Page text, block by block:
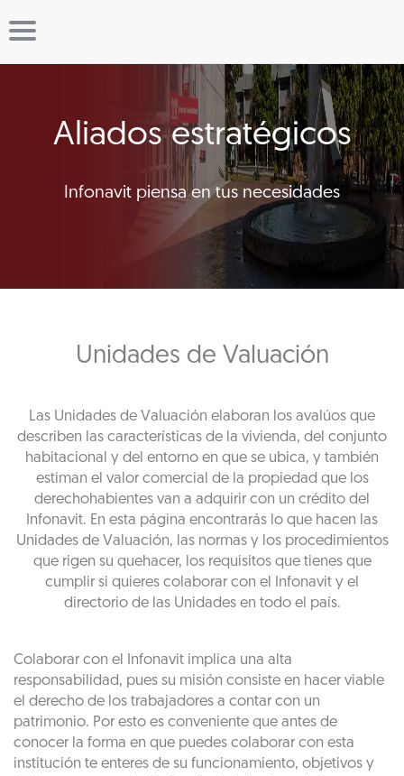
Aliados estratégicos
Infonavit piensa en tus necesidades
Unidades de Valuación
Las Unidades de Valuación elaboran los avalúos que
describen las características de la vivienda, del conjunto
habitacional y del entorno en que se ubica, y también
estiman el valor comercial de la propiedad que los
derechohabientes van a adquirir con un crédito del
Infonavit. En esta página encontrarás lo que hacen las
Unidades de Valuación, las normas y los procedimientos
que rigen su quehacer, los requisitos que tienes que
cumplir si quieres colaborar con el Infonavit y el
directorio de las Unidades en todo el país.
Colaborar con el Infonavit implica una alta
responsabilidad, pues su misión consiste en hacer viable
el derecho de los trabajadores a contar con un
patrimonio. Por esto es conveniente que antes de
conocer la forma en que puedes colaborar con esta
institución te enteres de su funcionamiento, objetivos y